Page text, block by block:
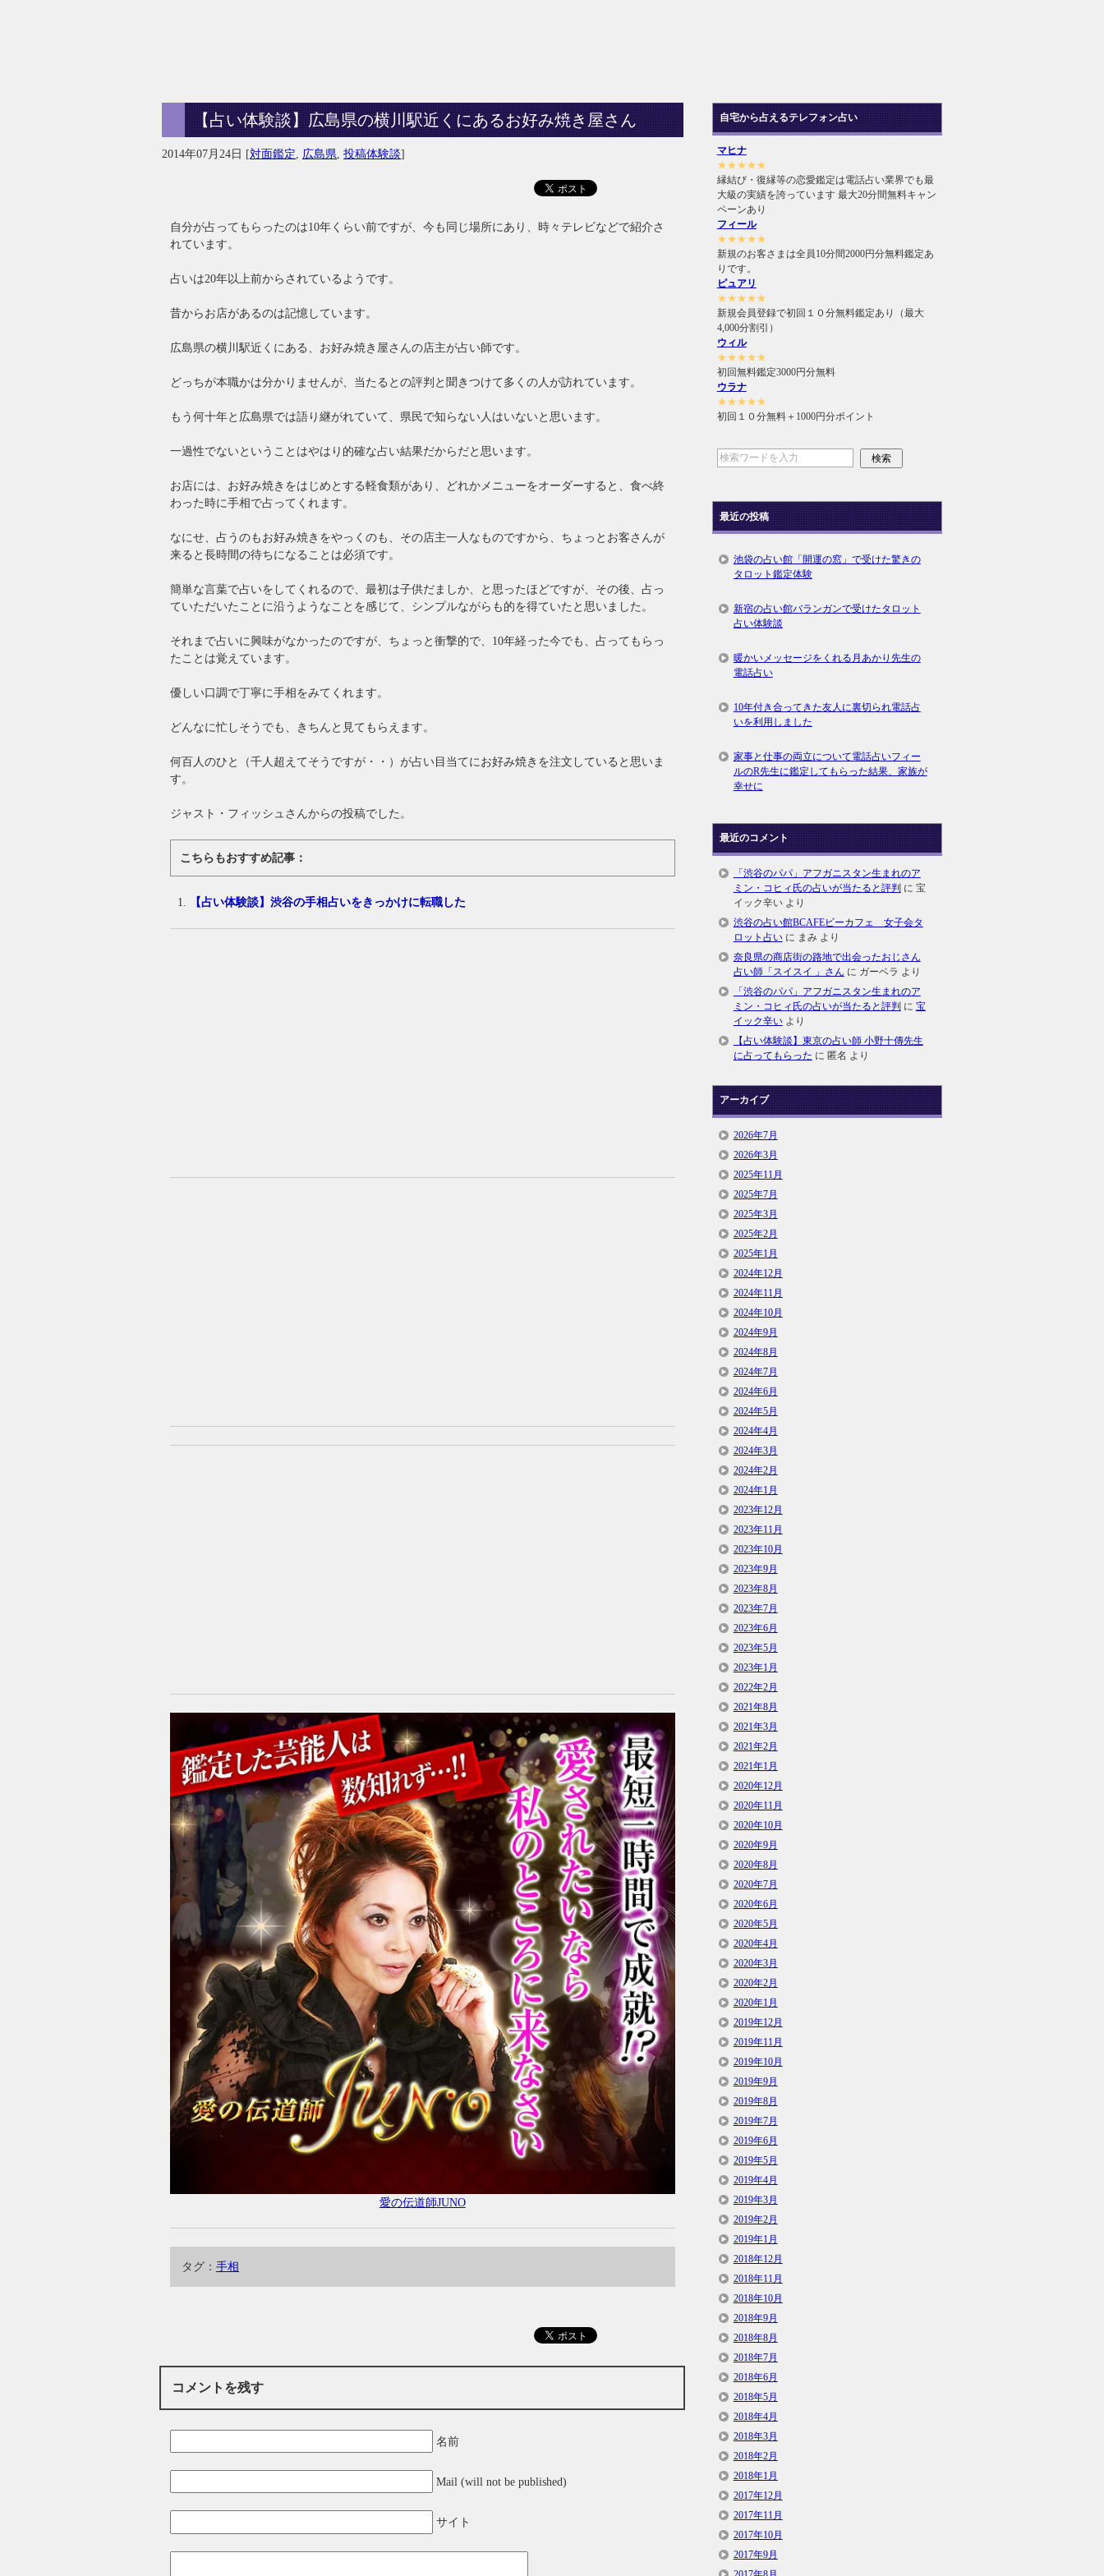
【占い体験談】広島県の横川駅近くにあるお好み焼き屋さん
2014年07月24日 [対面鑑定 広島県 投稿体験談]
自分が占ってもらったのは10年くらい前ですが、今も同じ場所にあり、時々テレビなどで紹介さ
れています。
占いは20年以上前からされているようです。
昔からお店があるのは記憶しています。
広島県の横川駅近くにある、お好み焼き屋さんの店主が占い師です。
どっちが本職かは分かりませんが、当たるとの評判と聞きつけて多くの人が訪れています。
もう何十年と広島県では語り継がれていて、県民で知らない人はいないと思います。
一過性でないということはやはり的確な占い結果だからだと思います。
お店には、お好み焼きをはじめとする軽食類があり、どれかメニューをオーダーすると、食べ終
わった時に手相で占ってくれます。
なにせ、占うのもお好み焼きをやっくのも、その店主一人なものですから、ちょっとお客さんが
来ると長時間の待ちになることは必須です。
簡単な言葉で占いをしてくれるので、最初は子供だましか、と思ったほどですが、その後、占っ
ていただいたことに沿うようなことを感じて、シンプルながらも的を得ていたと思いました。
それまで占いに興味がなかったのですが、ちょっと衝撃的で、10年経った今でも、占ってもらっ
たことは覚えています。
優しい口調で丁寧に手相をみてくれます。
どんなに忙しそうでも、きちんと見てもらえます。
何百人のひと（千人超えてそうですが・・）が占い目当てにお好み焼きを注文していると思いま
す。
ジャスト・フィッシュさんからの投稿でした。
こちらもおすすめ記事：
【占い体験談】渋谷の手相占いをきっかけに転職した
愛の伝道師JUNO
タグ： 手相
コメントを残す
名前
Mail (will not be published)
サイト
自宅から占えるテレフォン占い
マヒナ
★★★★★
縁結び・復縁等の恋愛鑑定は電話占い業界でも最
大級の実績を誇っています 最大20分間無料キャン
ペーンあり
フィール
★★★★★
新規のお客さまは全員10分間2000円分無料鑑定あ
りです。
ピュアリ
★★★★★
新規会員登録で初回１０分無料鑑定あり（最大
4,000分割引）
ウィル
★★★★★
初回無料鑑定3000円分無料
ウラナ
★★★★★
初回１０分無料＋1000円分ポイント
最近の投稿
池袋の占い館「開運の窓」で受けた驚きの
タロット鑑定体験
新宿の占い館バランガンで受けたタロット
占い体験談
暖かいメッセージをくれる月あかり先生の
電話占い
10年付き合ってきた友人に裏切られ電話占
いを利用しました
家事と仕事の両立について電話占いフィー
ルのR先生に鑑定してもらった結果、家族が
幸せに
最近のコメント
「渋谷のパパ」アフガニスタン生まれのア
ミン・コヒィ氏の占いが当たると評判 に 宝
イック辛いより
渋谷の占い館BCAFEビーカフェ 女子会タ
ロット占いに まみより
奈良県の商店街の路地で出会ったおじさん
占い師「スイスイ 」さん に ガーベラ より
「渋谷のパパ」アフガニスタン生まれのア
ミン・コヒィ氏の占いが当たると評判 に 宝
イック辛いより
【占い体験談】東京の占い師 小野十傳先生
に占ってもらった に 匿名 より
アーカイブ
2026年7月
2026年3月
2025年11月
2025年7月
2025年3月
2025年2月
2025年1月
2024年12月
2024年11月
2024年10月
2024年9月
2024年8月
2024年7月
2024年6月
2024年5月
2024年4月
2024年3月
2024年2月
2024年1月
2023年12月
2023年11月
2023年10月
2023年9月
2023年8月
2023年7月
2023年6月
2023年5月
2023年1月
2022年2月
2021年8月
2021年3月
2021年2月
2021年1月
2020年12月
2020年11月
2020年10月
2020年9月
2020年8月
2020年7月
2020年6月
2020年5月
2020年4月
2020年3月
2020年2月
2020年1月
2019年12月
2019年11月
2019年10月
2019年9月
2019年8月
2019年7月
2019年6月
2019年5月
2019年4月
2019年3月
2019年2月
2019年1月
2018年12月
2018年11月
2018年10月
2018年9月
2018年8月
2018年7月
2018年6月
2018年5月
2018年4月
2018年3月
2018年2月
2018年1月
2017年12月
2017年11月
2017年10月
2017年9月